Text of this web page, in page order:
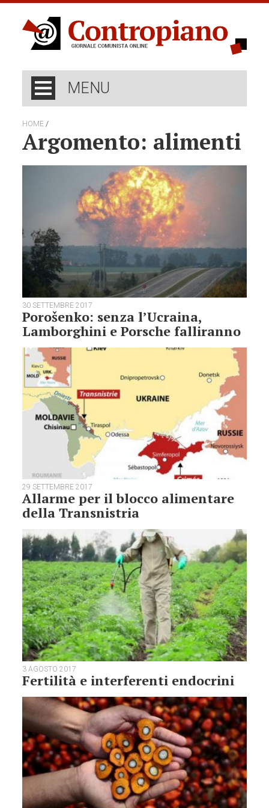
MENU
HOME /
Argomento: alimenti
30 SETTEMBRE 2017
Porošenko: senza l’Ucraina,
Lamborghini e Porsche falliranno
29 SETTEMBRE 2017
Allarme per il blocco alimentare
della Transnistria
3 AGOSTO 2017
Fertilità e interferenti endocrini